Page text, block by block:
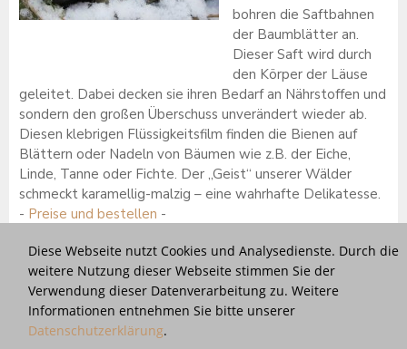
bohren die Saftbahnen
der Baumblätter an.
Dieser Saft wird durch
den Körper der Läuse
geleitet. Dabei decken sie ihren Bedarf an Nährstoffen und
sondern den großen Überschuss unverändert wieder ab.
Diesen klebrigen Flüssigkeitsfilm finden die Bienen auf
Blättern oder Nadeln von Bäumen wie z.B. der Eiche,
Linde, Tanne oder Fichte. Der „Geist“ unserer Wälder
schmeckt karamellig-malzig – eine wahrhafte Delikatesse.
- Preise und bestellen -
Konsistenz:flüssig |Geschmack:würzig |Verfügbarkeit:
Nicht lieferbar. Wir schließen!
Diese Webseite nutzt Cookies und Analysedienste. Durch die
weitere Nutzung dieser Webseite stimmen Sie der
Verwendung dieser Datenverarbeitung zu. Weitere
Informationen entnehmen Sie bitte unserer
Datenschutzerklärung.